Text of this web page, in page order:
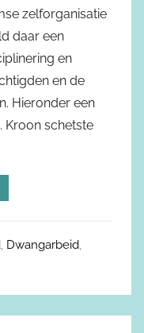
zelforganisatie
daar een
en
en de
Hieronder een
Kroon schetste
, Dwangarbeid,